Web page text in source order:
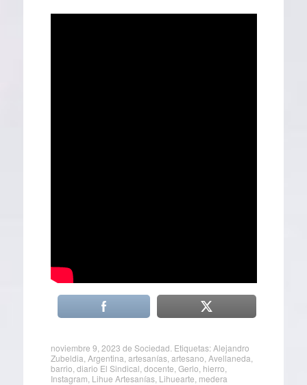
noviembre 9, 2023 de Sociedad . Etiquetas:Alejandro
Zubeldia Argentina artesanías, artesano Avellaneda
barrio diario El Sindical docente Gerlo hierro
Instagram Lihue Artesanías, Lihuearte medera